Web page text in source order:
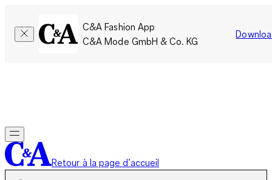
C&A Fashion App
C&A Mode GmbH & Co. KG
Retour à la page d’accueil